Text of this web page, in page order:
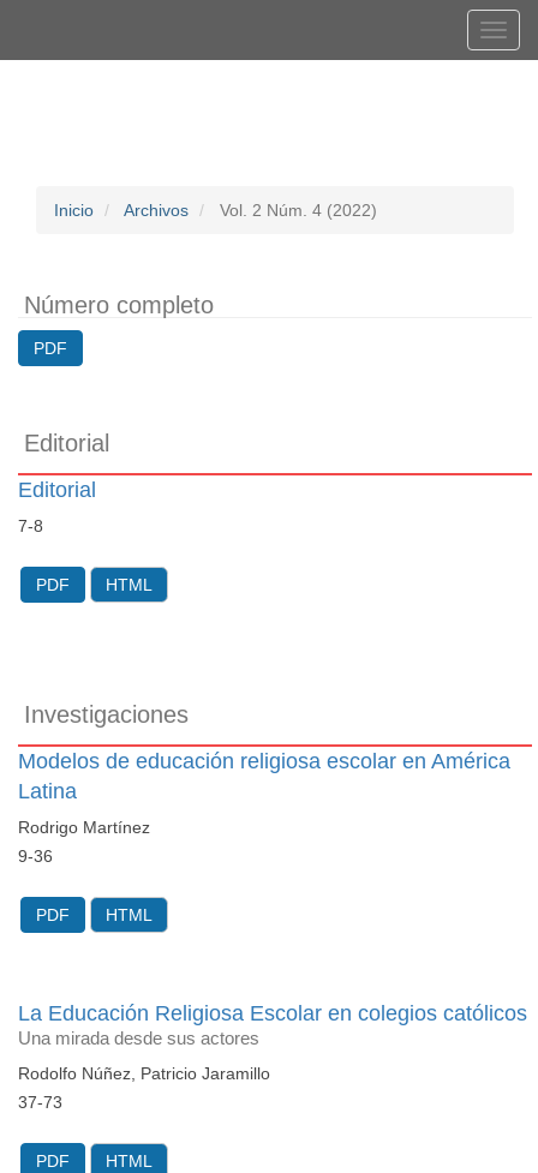
Inicio Archivos Vol. 2 Núm. 4 (2022)
Número completo
PDF
Editorial
Editorial
7-8
PDF HTML
Investigaciones
Modelos de educación religiosa escolar en América
Latina
Rodrigo Martínez
9-36
PDF HTML
La Educación Religiosa Escolar en colegios católicos
Una mirada desde sus actores
Rodolfo Núñez, Patricio Jaramillo
37-73
PDF HTML